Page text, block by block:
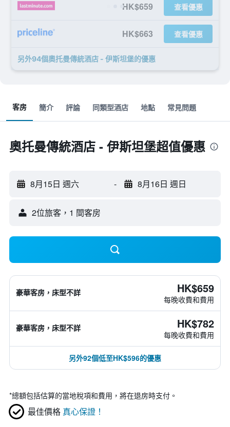
HK$659 查看優惠
HK$663 查看優惠
另外94個奧托曼傳統酒店 - 伊斯坦堡​的優惠
客房 簡介 評論 同類型酒店 地點 常見問題
奧托曼傳統酒店 - 伊斯坦堡超值優惠
8月15日 週六 - 8月16日 週日
2位旅客，1 間客房
豪華客房，床型不詳 HK$659
每晚收費和費用
豪華客房，床型不詳 HK$782
每晚收費和費用
另外92個低至HK$596的優惠
*總額包括估算的當地稅項和費用，將在退房時支付。
最佳價格 真心保證！